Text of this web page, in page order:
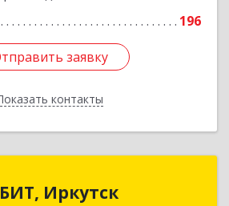
196
заявку
контакты
заявку
Назад
Иркутск
БИТ, Иркутск